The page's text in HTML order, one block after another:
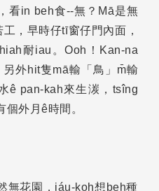
看in beh食--無？Mā是無
，早時仔tī窗仔門內面，
耐iau。Ooh！Kan-na
外hit隻mā輸「鳥」m̄輸
ê pan-kah來生湠，tsîng
外月ê時間。
無花園，iáu-koh想beh種